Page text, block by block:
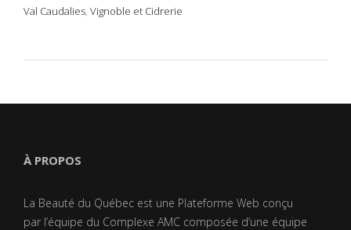
Val Caudalies, Vignoble et Cidrerie
À PROPOS
La Beauté du Québec est une Plateforme Web conçu
par l’équipe du Complexe AMC composée d’une équipe